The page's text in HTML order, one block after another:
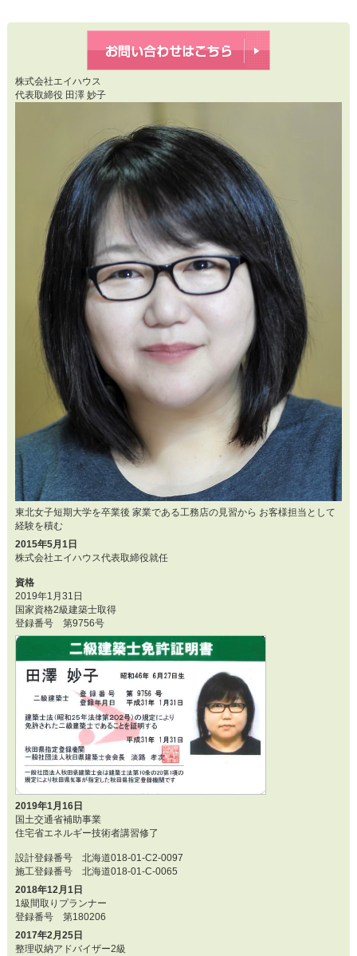
株式会社エイハウス
代表取締役 田澤 妙子
東北女子短期大学を卒業後 家業である工務店の見習から お客様担当として
経験を積む
2015年5月1日
株式会社エイハウス代表取締役就任
資格
2019年1月31日
国家資格2級建築士取得
登録番号 第9756号
2019年1月16日
国土交通省補助事業
住宅省エネルギー技術者講習修了
設計登録番号 北海道018-01-C2-0097
施工登録番号 北海道018-01-C-0065
2018年12月1日
1級間取りプランナー
登録番号 第180206
2017年2月25日
整理収納アドバイザー2級